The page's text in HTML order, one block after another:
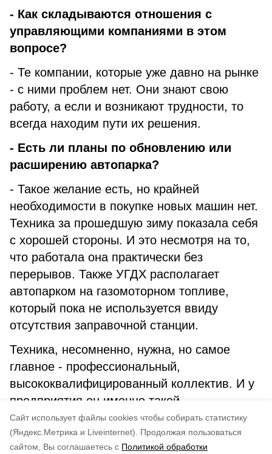
Cайт использует файлы cookies чтобы собирать статистику
(Яндекс.Метрика и Liveinternet).
Продолжая пользоваться
сайтом, Вы соглашаетесь с Политикой обработки
- Как складываются отношения с
управляющими компаниями в этом
вопросе?
- Те компании, которые уже давно на рынке
- с ними проблем нет. Они знают свою
работу, а если и возникают трудности, то
всегда находим пути их решения.
- Есть ли планы по обновлению или
расширению автопарка?
- Такое желание есть, но крайней
необходимости в покупке новых машин нет.
Техника за прошедшую зиму показала себя
с хорошей стороны. И это несмотря на то,
что работала она практически без
перерывов. Также УГДХ располагает
автопарком на газомоторном топливе,
который пока не используется ввиду
отсутствия заправочной станции.
Техника, несомненно, нужна, но самое
главное - профессиональный,
высококвалифицированный коллектив. И у
предприятия он именно такой.
Авторы: Андрей Глушков